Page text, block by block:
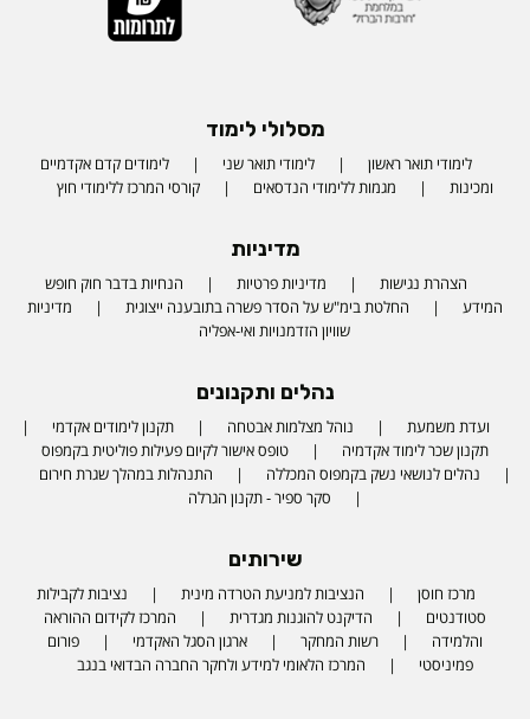
מסלולי לימוד
לימודי תואר ראשון לימודי תואר שני
לימודים קדם אקדמיים
ומכינות
מגמות ללימודי הנדסאים קורסי המרכז ללימודי חוץ
מדיניות
הצהרת נגישות מדיניות פרטיות
הנחיות בדבר חוק חופש
המידע
החלטת בימ"ש על הסדר פשרה בתובענה ייצוגית
מדיניות
שוויון הזדמנויות ואי-אפליה
נהלים ותקנונים
ועדת משמעת נוהל מצלמות אבטחה
תקנון לימודים אקדמי
תקנון שכר לימוד אקדמיה
טופס אישור לקיום פעילות פוליטית בקמפוס
נהלים לנושאי נשק בקמפוס המכללה
התנהלות במהלך שגרת חירום
סקר ספיר - תקנון הגרלה
שירותים
מרכז חוסן הנציבות למניעת הטרדה מינית
נציבות לקבילות
סטודנטים
הדיקנט להוגנות מגדרית
המרכז לקידום ההוראה
והלמידה
רשות המחקר ארגון הסגל האקדמי
פורום
פמיניסטי
המרכז הלאומי למידע ולחקר החברה הבדואי בנגב